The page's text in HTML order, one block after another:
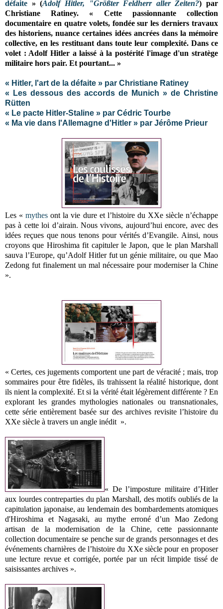
défaite » (Adolf Hitler, "Größter Feldherr aller Zeiten?) par
Christiane Ratiney. « Cette passionnante collection
documentaire en quatre volets, fondée sur les derniers travaux
des historiens, nuance certaines idées ancrées dans la mémoire
collective, en les restituant dans toute leur complexité. Dans ce
volet : Adolf Hitler a laissé à la postérité l'image d'un stratège
militaire hors pair. Et pourtant... »
« Hitler, l'art de la défaite » par Christiane Ratiney
« Les dessous des accords de Munich » de Christine
Rütten
« Le pacte Hitler-Staline » par Cédric Tourbe
« Ma vie dans l'Allemagne d'Hitler » par Jérôme Prieur
Les «mythes ont la vie dure et l’histoire du XXe siècle n’échappe
pas à cette loi d’airain. Nous vivons, aujourd’hui encore, avec des
idées reçues que nous tenons pour vérités d’Evangile. Ainsi, nous
croyons que Hiroshima fit capituler le Japon, que le plan Marshall
sauva l’Europe, qu’Adolf Hitler fut un génie militaire, ou que Mao
Zedong fut finalement un mal nécessaire pour moderniser la Chine
».
« Certes, ces jugements comportent une part de véracité ; mais, trop
sommaires pour être fidèles, ils trahissent la réalité historique, dont
ils nient la complexité. Et si la vérité était légèrement différente ? En
explorant les grandes mythologies nationales ou transnationales,
cette série entièrement basée sur des archives revisite l’histoire du
XXe siècle à travers un angle inédit ».
« De l’imposture militaire d’Hitler
aux lourdes contreparties du plan Marshall, des motifs oubliés de la
capitulation japonaise, au lendemain des bombardements atomiques
d'Hiroshima et Nagasaki, au mythe erroné d’un Mao Zedong
artisan de la modernisation de la Chine, cette passionnante
collection documentaire se penche sur de grands personnages et des
événements charnières de l’histoire du XXe siècle pour en proposer
une lecture revue et corrigée, portée par un récit limpide tissé de
saisissantes archives ».